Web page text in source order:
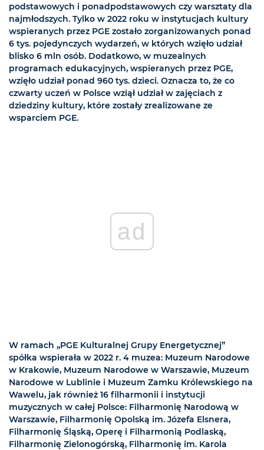
podstawowych i ponadpodstawowych czy warsztaty dla
najmłodszych. Tylko w 2022 roku w instytucjach kultury
wspieranych przez PGE zostało zorganizowanych ponad
6 tys. pojedynczych wydarzeń, w których wzięło udział
blisko 6 mln osób. Dodatkowo, w muzealnych
programach edukacyjnych, wspieranych przez PGE,
wzięło udział ponad 960 tys. dzieci. Oznacza to, że co
czwarty uczeń w Polsce wziął udział w zajęciach z
dziedziny kultury, które zostały zrealizowane ze
wsparciem PGE.
ad
W ramach „PGE Kulturalnej Grupy Energetycznej”
spółka wspierała w 2022 r. 4 muzea: Muzeum Narodowe
w Krakowie, Muzeum Narodowe w Warszawie, Muzeum
Narodowe w Lublinie i Muzeum Zamku Królewskiego na
Wawelu, jak również 16 filharmonii i instytucji
muzycznych w całej Polsce: Filharmonię Narodową w
Warszawie, Filharmonię Opolską im. Józefa Elsnera,
Filharmonię Śląską, Operę i Filharmonią Podlaską,
Filharmonię Zielonogórską, Filharmonię im. Karola